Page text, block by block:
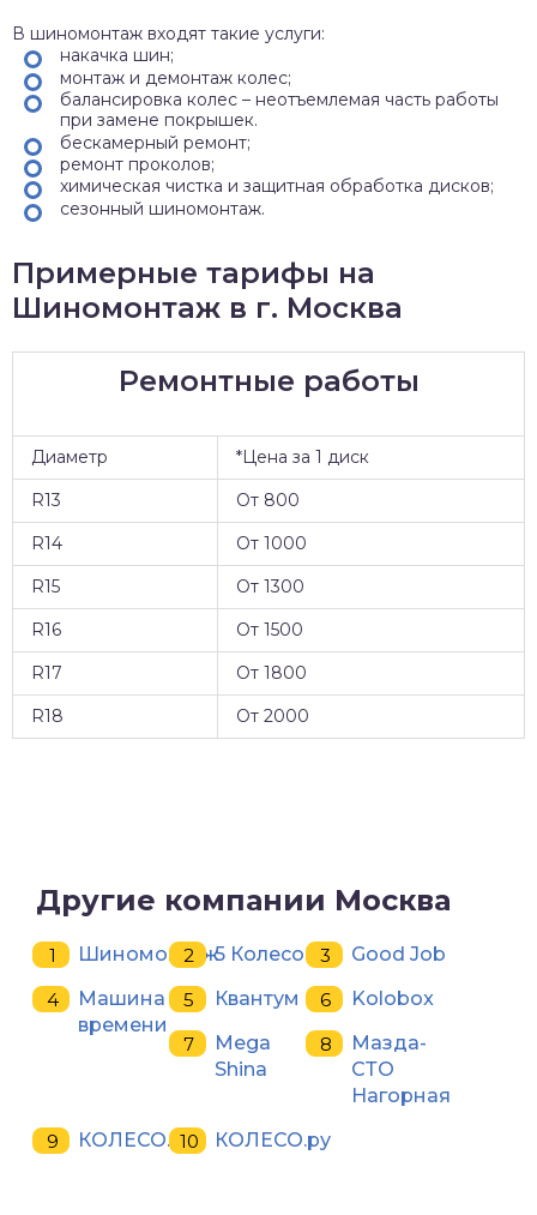
В шиномонтаж входят такие услуги:
накачка шин;
монтаж и демонтаж колес;
балансировка колес – неотъемлемая часть работы
при замене покрышек.
бескамерный ремонт;
ремонт проколов;
химическая чистка и защитная обработка дисков;
сезонный шиномонтаж.
Примерные тарифы на
Шиномонтаж в г. Москва
Ремонтные работы
Диаметр
*Цена за 1 диск
R13
От 800
R14
От 1000
R15
От 1300
R16
От 1500
R17
От 1800
R18
От 2000
Другие компании Москва
Шиномонтаж5 Колесо
Good Job
Машина
времени
Квантум
Kolobox
Mega
Shina
Мазда-
СТО
Нагорная
КОЛЕСО.ру
КОЛЕСО.ру